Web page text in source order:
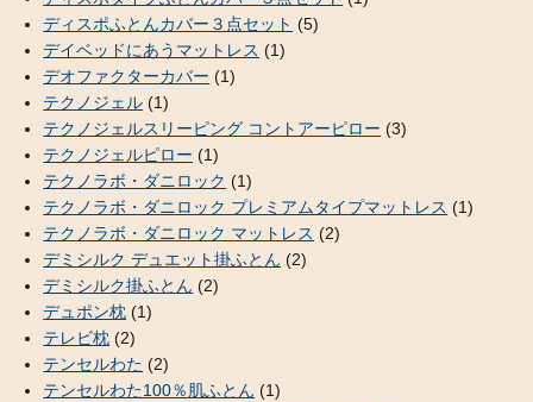
ディスポふとんカバー３点セット (5)
デイベッドにあうマットレス (1)
デオファクターカバー (1)
テクノジェル (1)
テクノジェルスリーピング コントアーピロー (3)
テクノジェルピロー (1)
テクノラボ・ダニロック (1)
テクノラボ・ダニロック プレミアムタイプマットレス (1)
テクノラボ・ダニロック マットレス (2)
デミシルク デュエット掛ふとん (2)
デミシルク掛ふとん (2)
デュポン枕 (1)
テレビ枕 (2)
テンセルわた (2)
テンセルわた100％肌ふとん (1)